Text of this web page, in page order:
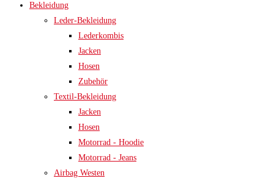
Bekleidung
Leder-Bekleidung
Lederkombis
Jacken
Hosen
Zubehör
Textil-Bekleidung
Jacken
Hosen
Motorrad - Hoodie
Motorrad - Jeans
Airbag Westen